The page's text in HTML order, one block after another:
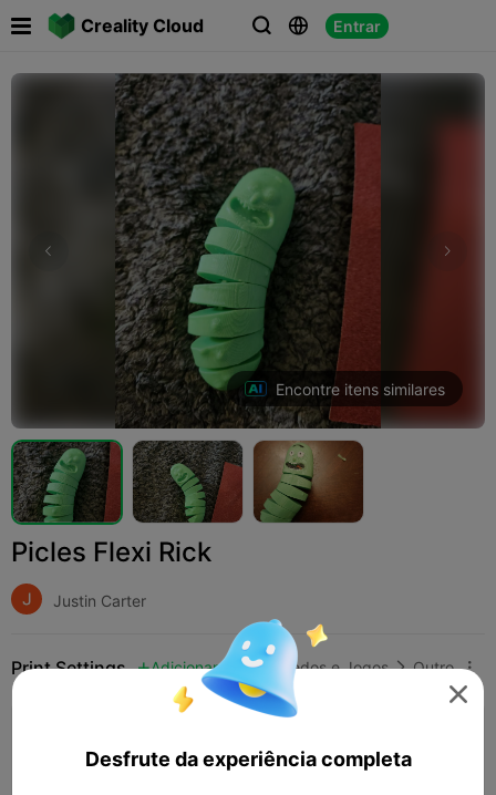
Creality Cloud   Entrar
 
Encontre itens similares
Picles Flexi Rick
Justin Carter
Print Settings Adicionar Brinquedos e Jogos  Outro 
Ganhar mais pontos

Desfrute da experiência completa